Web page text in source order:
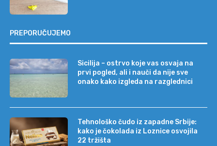
PREPORUČUJEMO
Sicilija – ostrvo koje vas osvaja na
prvi pogled, ali i nauči da nije sve
onako kako izgleda na razglednici
Tehnološko čudo iz zapadne Srbije:
kako je čokolada iz Loznice osvojila
22 tržišta